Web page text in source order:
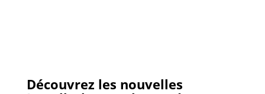
Découvrez les nouvelles